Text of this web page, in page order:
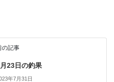
の記事
23日の釣果
年7月31日